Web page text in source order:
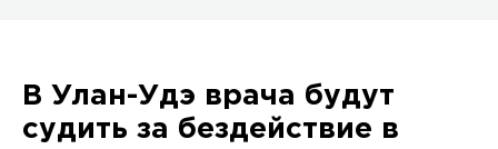
В Улан-Удэ врача будут
судить за бездействие в